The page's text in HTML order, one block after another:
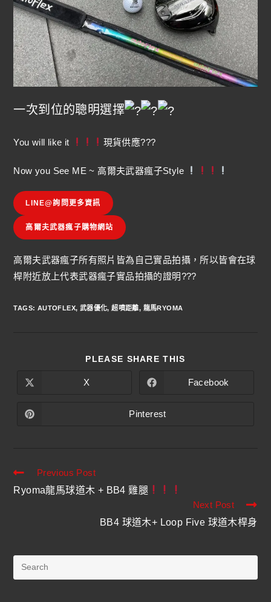
一次到位的聰明選擇
You will like it 現貨供應???
Now you See ME ~ 高爾夫武器瘋子Style
LINE@詢問更多資訊
高爾夫武器瘋子購物網站
高爾夫武器瘋子所有照片皆為自己實品拍攝，所以皆會在球
桿附近放上代表武器瘋子實品拍攝的證明???
TAGS: AUTOFLEX, 武器優化, 超噴距離, 龍馬RYOMA
PLEASE SHARE THIS
X Facebook
Pinterest
Previous Post
Ryoma龍馬球道木 + BB4 雞腿
Next Post
BB4 球道木+ Loop Five 球道木桿身